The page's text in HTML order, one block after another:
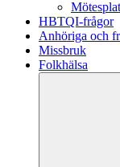
HBTQI-frågor
Anhöriga och
Missbruk
Folkhälsa